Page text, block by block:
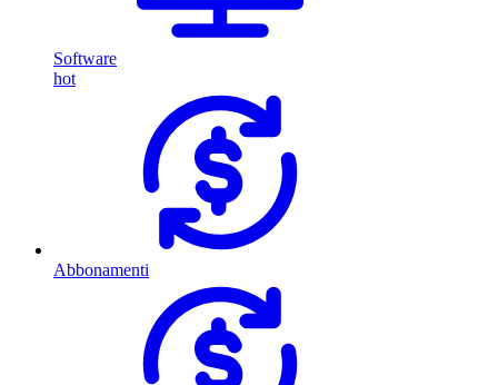
Software
hot
Abbonamenti